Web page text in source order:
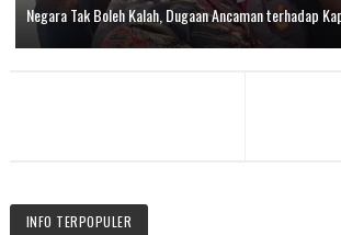
Negara Tak Boleh Kalah, Dugaan Ancaman terhadap
INFO TERPOPULER